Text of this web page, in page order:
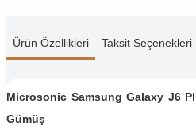
Ürün Özellikleri Taksit Seçenekleri
Microsonic Samsung Galaxy J6
Gümüş